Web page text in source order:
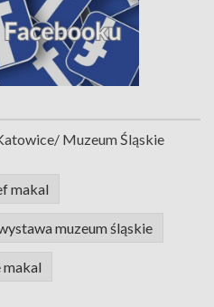
Muzeum Śląskie
makal
muzeum śląskie